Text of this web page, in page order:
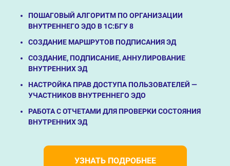
ПОШАГОВЫЙ АЛГОРИТМ ПО ОРГАНИЗАЦИИ
ВНУТРЕННЕГО ЭДО В 1С:БГУ 8
СОЗДАНИЕ МАРШРУТОВ ПОДПИСАНИЯ ЭД
СОЗДАНИЕ, ПОДПИСАНИЕ, АННУЛИРОВАНИЕ
ВНУТРЕННИХ ЭД
НАСТРОЙКА ПРАВ ДОСТУПА ПОЛЬЗОВАТЕЛЕЙ —
УЧАСТНИКОВ ВНУТРЕННЕГО ЭДО
РАБОТА С ОТЧЕТАМИ ДЛЯ ПРОВЕРКИ СОСТОЯНИЯ
ВНУТРЕННИХ ЭД
УЗНАТЬ ПОДРОБНЕЕ